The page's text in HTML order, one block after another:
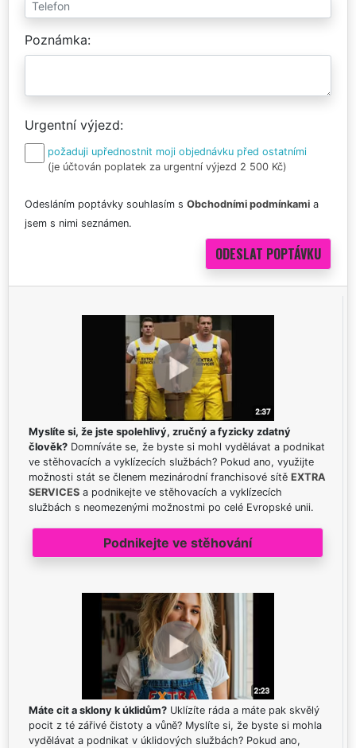
Poznámka
Urgentní výjezd
požaduji upřednostnit moji objednávku před ostatními
(je účtován poplatek za urgentní výjezd 2 500 Kč)
Odesláním poptávky souhlasím s Obchodními podmínkami a
jsem s nimi seznámen.
Myslíte si, že jste spolehlivý, zručný a fyzicky zdatný
člověk? Domníváte se, že byste si mohl vydělávat a podnikat
ve stěhovacích a vyklízecích službách? Pokud ano, využijte
možnosti stát se členem mezinárodní franchisové sítě EXTRA
SERVICES a podnikejte ve stěhovacích a vyklízecích
službách s neomezenými možnostmi po celé Evropské unii.
Podnikejte ve stěhování
Máte cit a sklony k úklidům? Uklízíte ráda a máte pak skvělý
pocit z té zářivé čistoty a vůně? Myslíte si, že byste si mohla
vydělávat a podnikat v úklidových službách? Pokud ano,